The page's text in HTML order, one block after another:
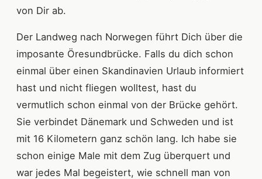
von Dir ab.
Der Landweg nach Norwegen führt Dich über die
imposante Öresundbrücke. Falls du dich schon
einmal über einen Skandinavien Urlaub informiert
hast und nicht fliegen wolltest, hast du
vermutlich schon einmal von der Brücke gehört.
Sie verbindet Dänemark und Schweden und ist
mit 16 Kilometern ganz schön lang. Ich habe sie
schon einige Male mit dem Zug überquert und
war jedes Mal begeistert, wie schnell man von